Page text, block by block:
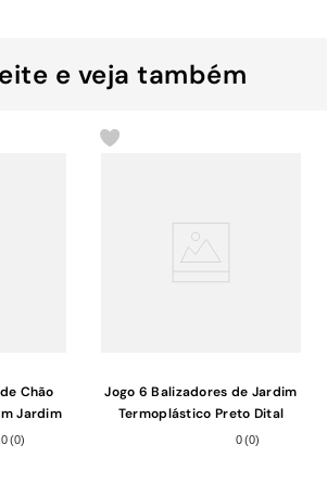
e veja também
Chão
Jardim
Preto
0(0)
Jogo 6 Balizadores de Jardim
Termoplástico Preto Dital
Heritage Clássico Iluminação
0(0)